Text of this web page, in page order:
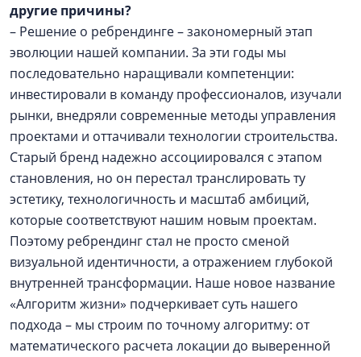
другие причины?
– Решение о ребрендинге – закономерный этап
эволюции нашей компании. За эти годы мы
последовательно наращивали компетенции:
инвестировали в команду профессионалов, изучали
рынки, внедряли современные методы управления
проектами и оттачивали технологии строительства.
Старый бренд надежно ассоциировался с этапом
становления, но он перестал транслировать ту
эстетику, технологичность и масштаб амбиций,
которые соответствуют нашим новым проектам.
Поэтому ребрендинг стал не просто сменой
визуальной идентичности, а отражением глубокой
внутренней трансформации. Наше новое название
«Алгоритм жизни» подчеркивает суть нашего
подхода – мы строим по точному алгоритму: от
математического расчета локации до выверенной